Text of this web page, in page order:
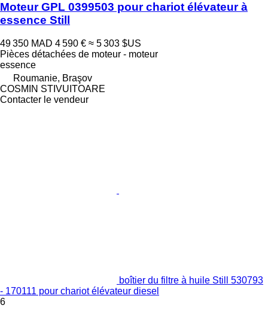
Moteur GPL 0399503 pour chariot élévateur à
essence Still
49 350 MAD 4 590 € ≈ 5 303 $US
Pièces détachées de moteur - moteur
essence
Roumanie, Braşov
COSMIN STIVUITOARE
Contacter le vendeur
boîtier du filtre à huile Still 530793
- 170111 pour chariot élévateur diesel
6